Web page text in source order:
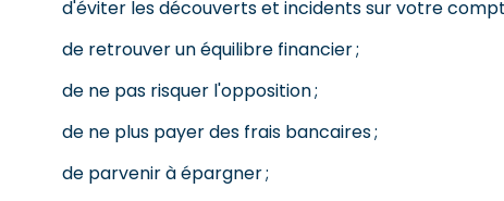
d'éviter les découverts et incidents sur votre
de retrouver un équilibre financier ;
de ne pas risquer l'opposition ;
de ne plus payer des frais bancaires ;
de parvenir à épargner ;